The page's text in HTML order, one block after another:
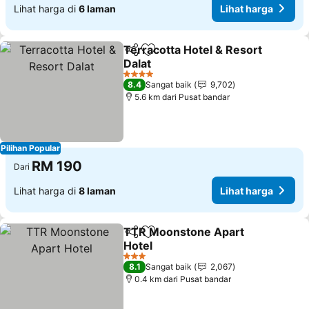
Lihat harga di 6 laman Lihat harga
Pilihan Popular
KongsiTambah ke favorit
Terracotta Hotel & Resort
Dalat
Lihat harga
4 Bintang
8.4 Sangat baik
9,702
5.6 km dari Pusat bandar
Dari RM 190
Lihat harga di 8 laman Lihat harga
KongsiTambah ke favorit
TTR Moonstone Apart
Hotel
Lihat harga
3 Bintang
8.1 Sangat baik
2,067
0.4 km dari Pusat bandar